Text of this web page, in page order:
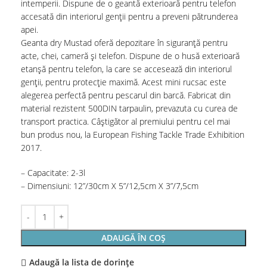
intemperii. Dispune de o geantă exterioară pentru telefon
accesată din interiorul genții pentru a preveni pătrunderea
apei.
Geanta dry Mustad oferă depozitare în siguranță pentru
acte, chei, cameră și telefon. Dispune de o husă exterioară
etanșă pentru telefon, la care se accesează din interiorul
genții, pentru protecție maximă. Acest mini rucsac este
alegerea perfectă pentru pescarul din barcă. Fabricat din
material rezistent 500DIN tarpaulin, prevazuta cu curea de
transport practica. Câștigător al premiului pentru cel mai
bun produs nou, la European Fishing Tackle Trade Exhibition
2017.
– Capacitate: 2-3l
– Dimensiuni: 12”/30cm X 5”/12,5cm X 3”/7,5cm
ADAUGĂ ÎN COȘ
Adaugă la lista de dorințe